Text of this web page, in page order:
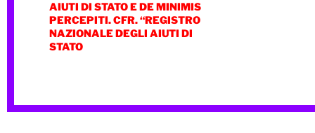
AIUTI DI STATO E DE MINIMIS
PERCEPITI. CFR. “REGISTRO
NAZIONALE DEGLI AIUTI DI
STATO